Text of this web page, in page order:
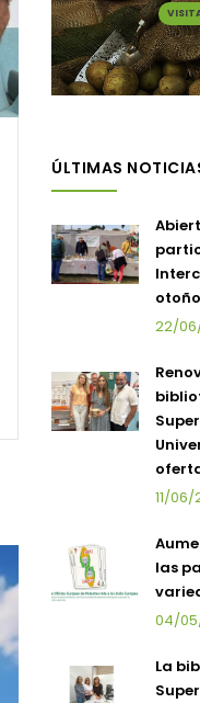
ÚLTIMAS
22/
11/06/
las
04/
La